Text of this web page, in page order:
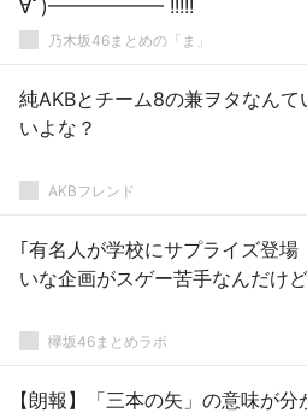
∀ﾟ)━━━━━━ !!!!!
乃木坂46まとめの「ま」
純AKBとチーム8の兼ヲタなんて
いよな？
AKBフレンド
｢有名人が学校にサプライズ登場
いな企画がスゲー苦手なんだけど
欅坂46まとめラボ
【朗報】「三本の矢」の意味が分